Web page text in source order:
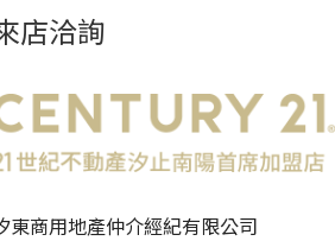
店洽詢
東商用地產仲介經紀有限公司